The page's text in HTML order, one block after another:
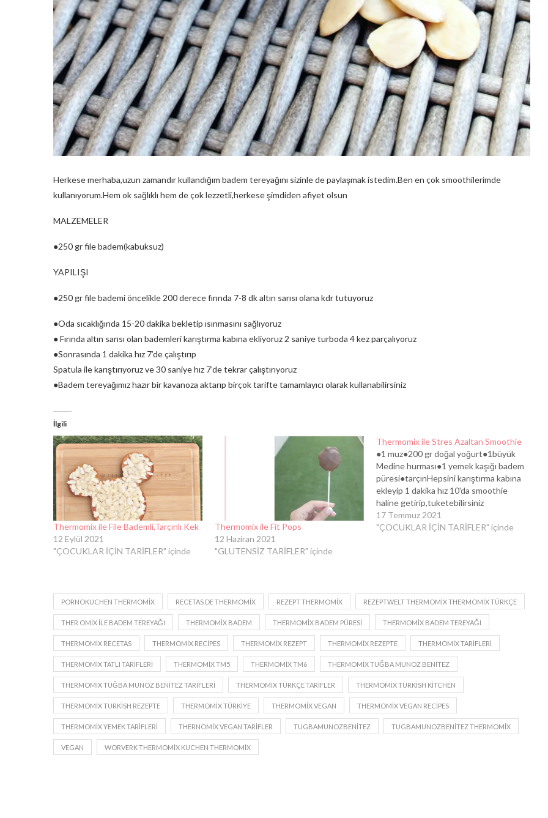
Herkese merhaba,uzun zamandır kullandığım badem tereyağını sizinle de paylaşmak istedim.Ben en çok smoothilerimde
kullanıyorum.Hem ok sağlıklı hem de çok lezzetli,herkese şimdiden afiyet olsun
MALZEMELER
●250 gr file badem(kabuksuz)
YAPILIŞI
●250 gr file bademi öncelikle 200 derece fırında 7-8 dk altın sarısı olana kdr tutuyoruz
●Oda sıcaklığında 15-20 dakika bekletip ısınmasını sağlıyoruz
● Fırında altın sarısı olan bademleri karıştırma kabına ekliyoruz 2 saniye turboda 4 kez parçalıyoruz
●Sonrasında 1 dakika hız 7’de çalıştırıp
Spatula ile karıştırıyoruz ve 30 saniye hız 7’de tekrar çalıştırıyoruz
●Badem tereyağımız hazır bir kavanoza aktarıp birçok tarifte tamamlayıcı olarak kullanabilirsiniz
İlgili
Thermomix ile File Bademli,Tarçınlı Kek
12 Eylül 2021
"ÇOCUKLAR İÇİN TARİFLER" içinde
Thermomix ile Fit Pops
12 Haziran 2021
"GLUTENSİZ TARİFLER" içinde
Thermomix ile Stres Azaltan Smoothie
●1 muz●200 gr doğal yoğurt●1büyük
Medine hurması●1 yemek kaşığı badem
püresi●tarçınHepsini karıştırma kabına
ekleyip 1 dakika hız 10'da smoothie
haline getirip,tuketebilirsiniz
17 Temmuz 2021
"ÇOCUKLAR İÇİN TARİFLER" içinde
PORNOKUCHEN THERMOMIX RECETAS DE THERMOMIX REZEPT THERMOMIX REZEPTWELT THERMOMIX THERMOMIX TÜRKÇE
THER OMIX ILE BADEM TEREYAĞI THERMOMIX BADEM THERMOMIX BADEM PÜRESI THERMOMIX BADEM TEREYAĞI
THERMOMIX RECETAS THERMOMIX RECIPES THERMOMIX REZEPT THERMOMIX REZEPTE THERMOMIX TARIFLERI
THERMOMIX TATLI TARIFLERI THERMOMIX TM5 THERMOMIX TM6 THERMOMIX TUĞBA MUNOZ BENITEZ
THERMOMIX TUĞBA MUNOZ BENITEZ TARIFLERI THERMOMIX TÜRKÇE TARIFLER THERMOMIX TURKISH KITCHEN
THERMOMIX TURKISH REZEPTE THERMOMIX TÜRKIYE THERMOMIX VEGAN THERMOMIX VEGAN RECIPES
THERMOMIX YEMEK TARIFLERI THERNOMIX VEGAN TARIFLER TUGBAMUNOZBENITEZ TUGBAMUNOZBENITEZ THERMOMIX
VEGAN WORVERK THERMOMIX KUCHEN THERMOMIX